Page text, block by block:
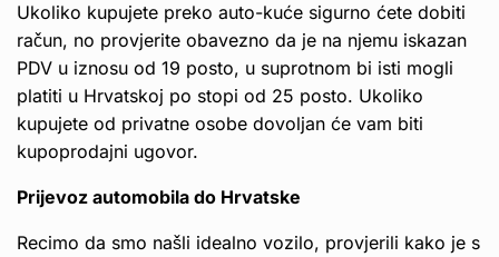
Ukoliko kupujete preko auto-kuće sigurno ćete dobiti
račun, no provjerite obavezno da je na njemu iskazan
PDV u iznosu od 19 posto, u suprotnom bi isti mogli
platiti u Hrvatskoj po stopi od 25 posto. Ukoliko
kupujete od privatne osobe dovoljan će vam biti
kupoprodajni ugovor.
Prijevoz automobila do Hrvatske
Recimo da smo našli idealno vozilo, provjerili kako je s